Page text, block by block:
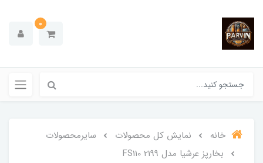
0
خانه نمایش کل محصولات
سایرمحصولات
بخارپز عرشیا مدل FS110 2199